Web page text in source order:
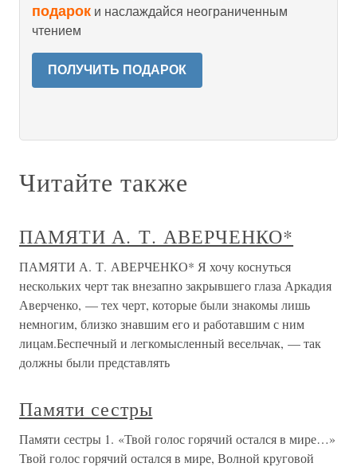
подарок и наслаждайся неограниченным
чтением
ПОЛУЧИТЬ ПОДАРОК
Читайте также
ПАМЯТИ А. Т. АВЕРЧЕНКО*
ПАМЯТИ А. Т. АВЕРЧЕНКО* Я хочу коснуться
нескольких черт так внезапно закрывшего глаза Аркадия
Аверченко, — тех черт, которые были знакомы лишь
немногим, близко знавшим его и работавшим с ним
лицам.Беспечный и легкомысленный весельчак, — так
должны были представлять
Памяти сестры
Памяти сестры 1. «Твой голос горячий остался в мире…»
Твой голос горячий остался в мире, Волной круговой